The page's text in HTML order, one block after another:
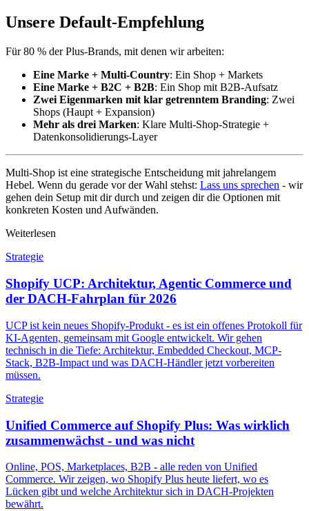
Unsere Default-Empfehlung
Für 80 % der Plus-Brands, mit denen wir arbeiten:
Eine Marke + Multi-Country: Ein Shop + Markets
Eine Marke + B2C + B2B: Ein Shop mit B2B-Aufsatz
Zwei Eigenmarken mit klar getrenntem Branding: Zwei
Shops (Haupt + Expansion)
Mehr als drei Marken: Klare Multi-Shop-Strategie +
Datenkonsolidierungs-Layer
Multi-Shop ist eine strategische Entscheidung mit jahrelangem
Hebel. Wenn du gerade vor der Wahl stehst: Lass uns sprechen - wir
gehen dein Setup mit dir durch und zeigen dir die Optionen mit
konkreten Kosten und Aufwänden.
Weiterlesen
Strategie
Shopify UCP: Architektur, Agentic Commerce und
der DACH-Fahrplan für 2026
UCP ist kein neues Shopify-Produkt - es ist ein offenes Protokoll für
KI-Agenten, gemeinsam mit Google entwickelt. Wir gehen
technisch in die Tiefe: Architektur, Embedded Checkout, MCP-
Stack, B2B-Impact und was DACH-Händler jetzt vorbereiten
müssen.
Strategie
Unified Commerce auf Shopify Plus: Was wirklich
zusammenwächst - und was nicht
Online, POS, Marketplaces, B2B - alle reden von Unified
Commerce. Wir zeigen, wo Shopify Plus heute liefert, wo es
Lücken gibt und welche Architektur sich in DACH-Projekten
bewährt.